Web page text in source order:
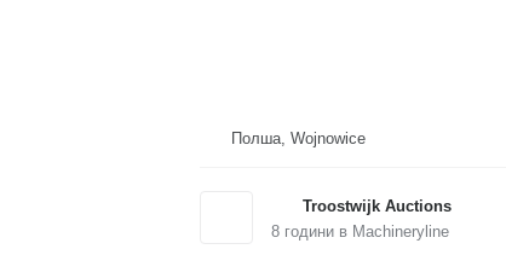
Полша, Wojnowice
Troostwijk Auctions
8години в Machineryline